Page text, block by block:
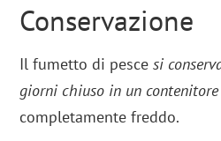
Conservazione
Il fumetto di pescesi
giorni chiuso in un
completamente freddo.